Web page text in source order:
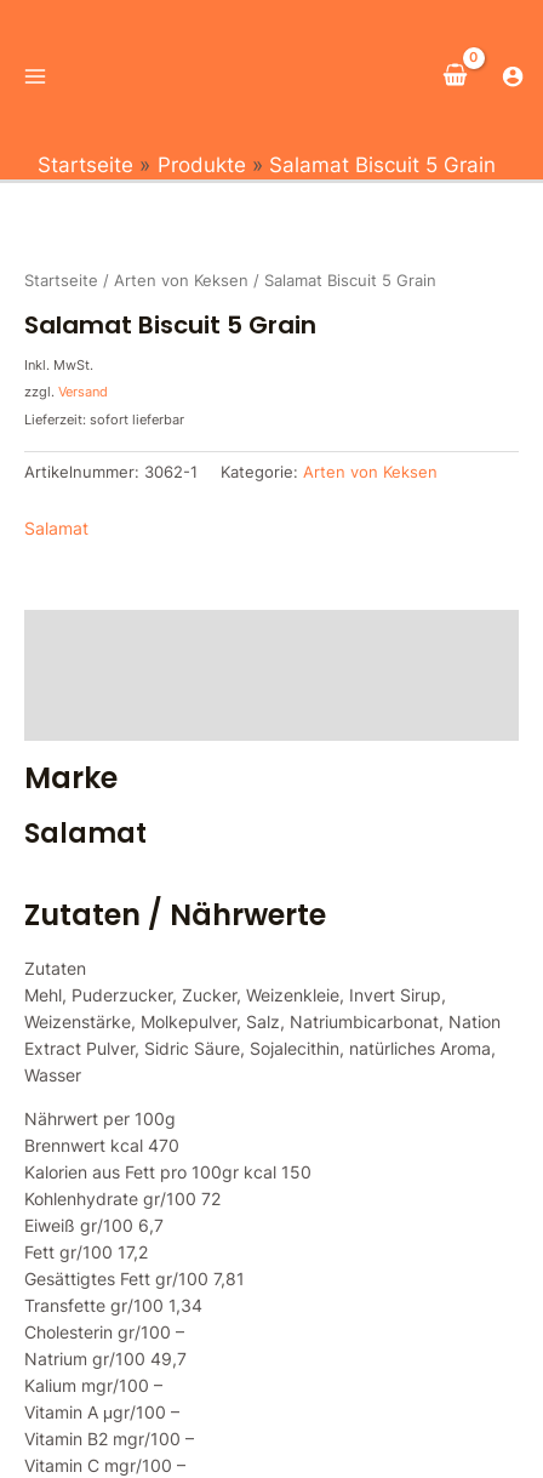
springen
Menu
Startseite Produkte Salamat Biscuit 5 Grain
Startseite / Arten von Keksen / Salamat Biscuit 5 Grain
Salamat Biscuit 5 Grain
Inkl. MwSt.
zzgl. Versand
Lieferzeit: sofort lieferbar
Artikelnummer: 3062-1 Kategorie: Arten von Keksen
Salamat
Marke
Salamat
Zutaten / Nährwerte
Zutaten
Mehl, Puderzucker, Zucker, Weizenkleie, Invert Sirup,
Weizenstärke, Molkepulver, Salz, Natriumbicarbonat, Nation
Extract Pulver, Sidric Säure, Sojalecithin, natürliches Aroma,
Wasser
Nährwert per 100g
Brennwert kcal 470
Kalorien aus Fett pro 100gr kcal 150
Kohlenhydrate gr/100 72
Eiweiß gr/100 6,7
Fett gr/100 17,2
Gesättigtes Fett gr/100 7,81
Transfette gr/100 1,34
Cholesterin gr/100 –
Natrium gr/100 49,7
Kalium mgr/100 –
Vitamin A μgr/100 –
Vitamin B2 mgr/100 –
Vitamin C mgr/100 –